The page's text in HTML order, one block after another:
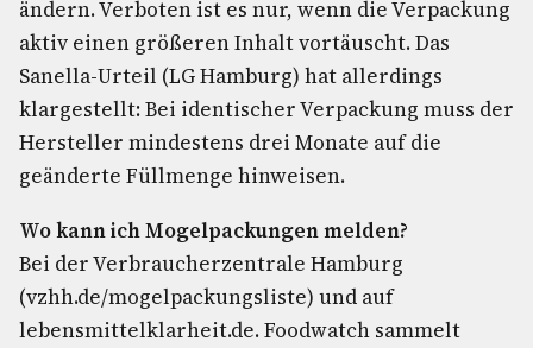
ändern. Verboten ist es nur, wenn die Verpackung
aktiv einen größeren Inhalt vortäuscht. Das
Sanella-Urteil (LG Hamburg) hat allerdings
klargestellt: Bei identischer Verpackung muss der
Hersteller mindestens drei Monate auf die
geänderte Füllmenge hinweisen.
Wo kann ich Mogelpackungen melden?
Bei der Verbraucherzentrale Hamburg
(vzhh.de/mogelpackungsliste) und auf
lebensmittelklarheit.de. Foodwatch sammelt